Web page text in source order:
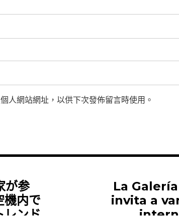
人網站網址，以供下次發佈留言時使用。
が参
機内で
レンド
La
invita a